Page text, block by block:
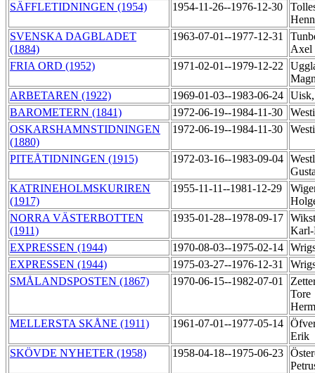
SÄFFLETIDNINGEN (1954)
1954-11-26--1976-12-30
SVENSKA DAGBLADET
(1884)
1963-07-01--1977-12-31
Axel
FRIA ORD (1952)
1971-02-01--1979-12-22
ARBETAREN (1922)
1969-01-03--1983-06-24
BAROMETERN (1841)
1972-06-19--1984-11-30
OSKARSHAMNSTIDNINGEN
(1880)
1972-06-19--1984-11-30
PITEÅTIDNINGEN (1915) 1972-03-16--1983-09-04
KATRINEHOLMSKURIREN
(1917)
1955-11-11--1981-12-29
NORRA VÄSTERBOTTEN
(1911)
1935-01-28--1978-09-17
EXPRESSEN (1944)
1970-08-03--1975-02-14
EXPRESSEN (1944)
1975-03-27--1976-12-31
SMÅLANDSPOSTEN (1867)
1970-06-15--1982-07-01
Tore
MELLERSTA SKÅNE (1911)
1961-07-01--1977-05-14
Erik
SKÖVDE NYHETER (1958)
1958-04-18--1975-06-23